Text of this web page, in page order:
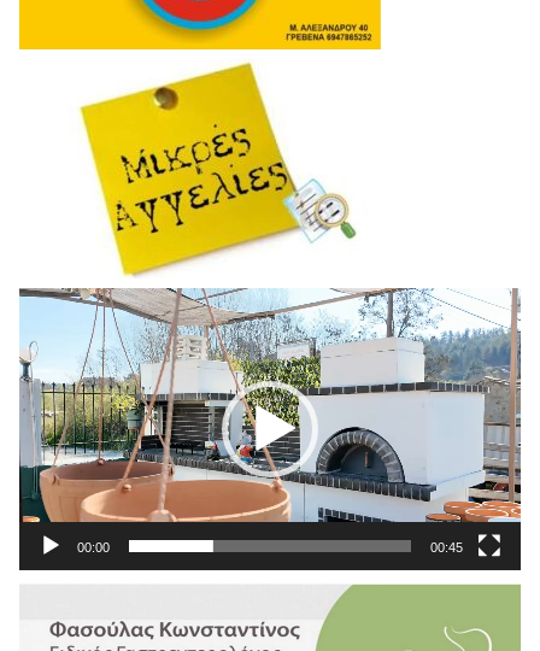
Πρόγραμμα
Αναπαραγωγής
Βίντεο
00:00 00:45